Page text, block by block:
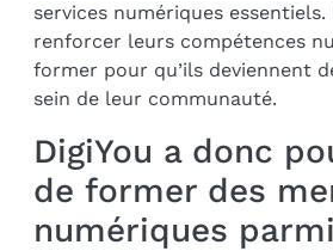
services numériques essentiels.
renforcer leurs compétences
former pour qu’ils deviennent
sein de leur communauté.
DigiYou a donc
de former des
numériques